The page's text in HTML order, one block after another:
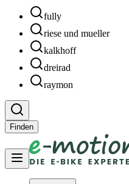
fully
riese und mueller
kalkhoff
dreirad
raymon
Finden